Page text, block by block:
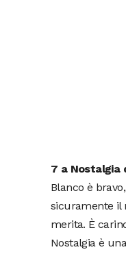
7 a Nostalgia
Blanco è
sicuramente il
merita. È
Nostalgia è